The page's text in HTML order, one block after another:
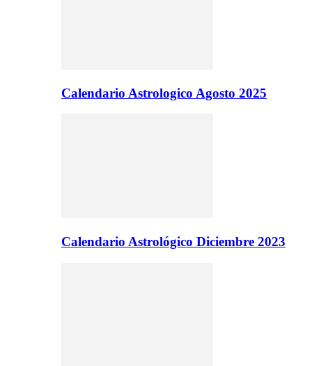
Calendario Astrologico Agosto 2025
Calendario Astrológico Diciembre 2023